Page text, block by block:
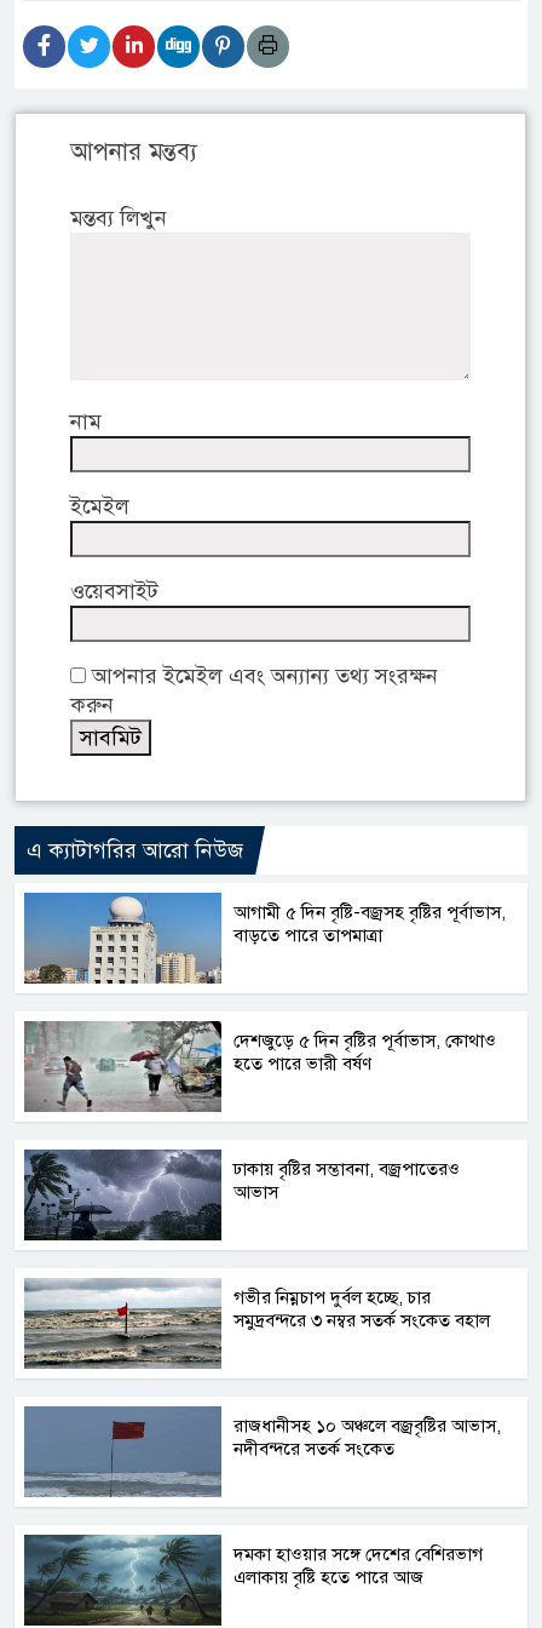
আপনার মন্তব্য
মন্তব্য লিখুন
নাম
ইমেইল
ওয়েবসাইট
আপনার ইমেইল এবং অন্যান্য তথ্য সংরক্ষন
করুন
এ ক্যাটাগরির আরো নিউজ
আগামী ৫ দিন বৃষ্টি-বজ্রসহ বৃষ্টির পূর্বাভাস,
বাড়তে পারে তাপমাত্রা
দেশজুড়ে ৫ দিন বৃষ্টির পূর্বাভাস, কোথাও
হতে পারে ভারী বর্ষণ
ঢাকায় বৃষ্টির সম্ভাবনা, বজ্রপাতেরও
আভাস
গভীর নিম্নচাপ দুর্বল হচ্ছে, চার
সমুদ্রবন্দরে ৩ নম্বর সতর্ক সংকেত বহাল
রাজধানীসহ ১০ অঞ্চলে বজ্রবৃষ্টির আভাস,
নদীবন্দরে সতর্ক সংকেত
দমকা হাওয়ার সঙ্গে দেশের বেশিরভাগ
এলাকায় বৃষ্টি হতে পারে আজ